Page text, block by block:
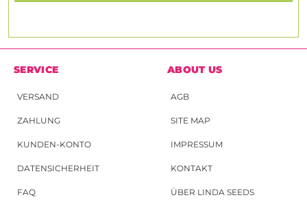
SERVICE
VERSAND
ZAHLUNG
KUNDEN-KONTO
DATENSICHERHEIT
FAQ
ABOUT US
AGB
SITE MAP
IMPRESSUM
KONTAKT
ÜBER LINDA SEEDS